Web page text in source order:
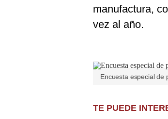
manufactura,
vez al año.
Encuesta especial de
TE PUEDE